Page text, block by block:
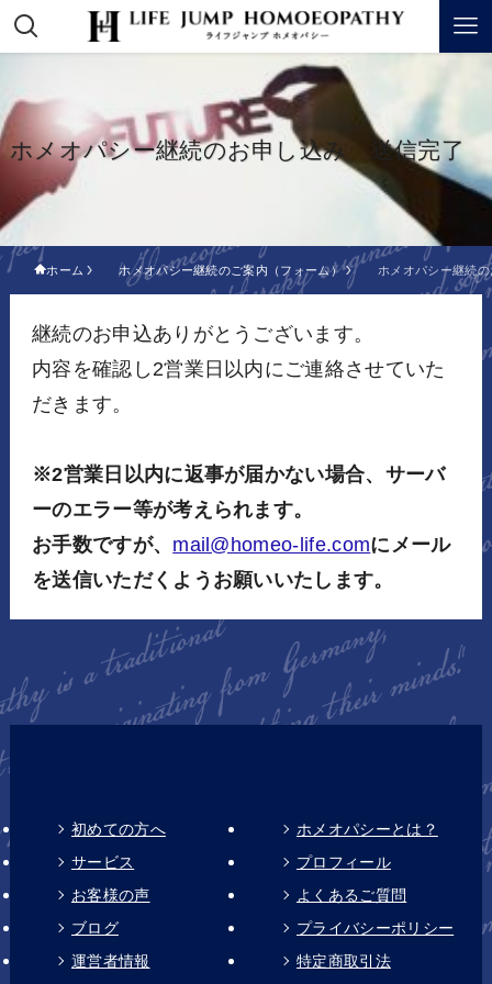
ホメオパシー継続のお申し込み 送信完了
ホーム ホメオパシー継続のご案内（フォーム） ホメオパシー継続
継続のお申込ありがとうございます。
内容を確認し2営業日以内にご連絡させていた
だきます。
※2営業日以内に返事が届かない場合、サーバ
ーのエラー等が考えられます。
お手数ですが、 mail@homeo-life.comにメール
を送信いただくようお願いいたします。
初めての方へ
ホメオパシーとは？
サービス
プロフィール
お客様の声
よくあるご質問
ブログ
プライバシーポリシー
運営者情報
特定商取引法